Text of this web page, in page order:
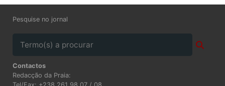
Pesquise no jornal
Contactos
Redacção da Praia: